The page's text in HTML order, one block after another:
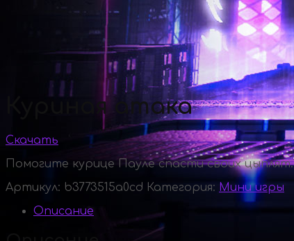
Куриная атака
Скачать
Помогите курице Пауле спасти своих цыплят.
Артикул: b3773515a0cd Категория: Мини игры
Описание